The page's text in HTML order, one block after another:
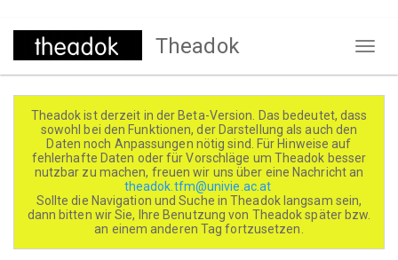
Direkt
Theadok
Theadok ist derzeit in der Beta-Version. Das bedeutet, dass
sowohl bei den Funktionen, der Darstellung als auch den
Daten noch Anpassungen nötig sind. Für Hinweise auf
fehlerhafte Daten oder für Vorschläge um Theadok besser
nutzbar zu machen, freuen wir uns über eine Nachricht an
theadok.tfm@univie.ac.at
Sollte die Navigation und Suche in Theadok langsam sein,
dann bitten wir Sie, Ihre Benutzung von Theadok später bzw.
an einem anderen Tag fortzusetzen.